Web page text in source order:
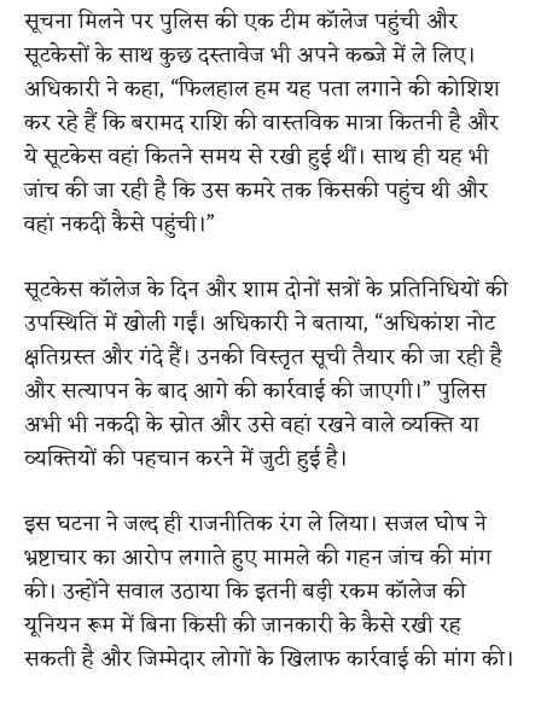
सूचना मिलने पर पुलिस की एक टीम कॉलेज पहुंची और
सूटकेसों के साथ कुछ दस्तावेज भी अपने कब्जे में ले लिए।
अधिकारी ने कहा, “फिलहाल हम यह पता लगाने की कोशिश
कर रहे हैं कि बरामद राशि की वास्तविक मात्रा कितनी है और
ये सूटकेस वहां कितने समय से रखी हुई थीं। साथ ही यह भी
जांच की जा रही है कि उस कमरे तक किसकी पहुंच थी और
वहां नकदी कैसे पहुंची।”
सूटकेस कॉलेज के दिन और शाम दोनों सत्रों के प्रतिनिधियों की
उपस्थिति में खोली गईं। अधिकारी ने बताया, “अधिकांश नोट
क्षतिग्रस्त और गंदे हैं। उनकी विस्तृत सूची तैयार की जा रही है
और सत्यापन के बाद आगे की कार्रवाई की जाएगी।” पुलिस
अभी भी नकदी के स्रोत और उसे वहां रखने वाले व्यक्ति या
व्यक्तियों की पहचान करने में जुटी हुई है।
इस घटना ने जल्द ही राजनीतिक रंग ले लिया। सजल घोष ने
भ्रष्टाचार का आरोप लगाते हुए मामले की गहन जांच की मांग
की। उन्होंने सवाल उठाया कि इतनी बड़ी रकम कॉलेज की
यूनियन रूम में बिना किसी की जानकारी के कैसे रखी रह
सकती है और जिम्मेदार लोगों के खिलाफ कार्रवाई की मांग की।